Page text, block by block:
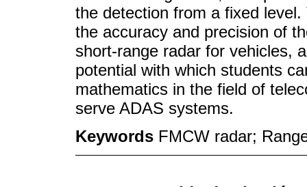
the detection from a fixed
the accuracy and precision of
short-range radar for vehicles,
potential with which students
mathematics in the field of
serve ADAS systems.
Keywords FMCW radar;